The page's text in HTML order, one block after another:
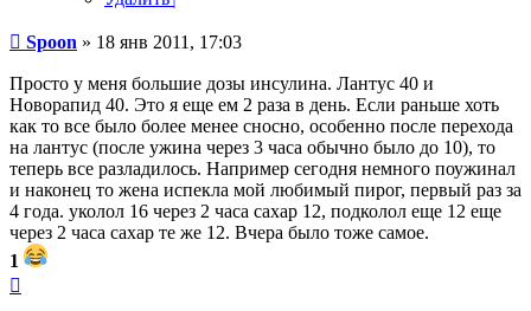
Сообщение
Spoon » 18 янв 2011, 17:03
Просто у меня большие дозы инсулина. Лантус 40 и
Новорапид 40. Это я еще ем 2 раза в день. Если раньше хоть
как то все было более менее сносно, особенно после перехода
на лантус (после ужина через 3 часа обычно было до 10), то
теперь все разладилось. Например сегодня немного поужинал
и наконец то жена испекла мой любимый пирог, первый раз за
4 года. уколол 16 через 2 часа сахар 12, подколол еще 12 еще
через 2 часа сахар те же 12. Вчера было тоже самое.
1